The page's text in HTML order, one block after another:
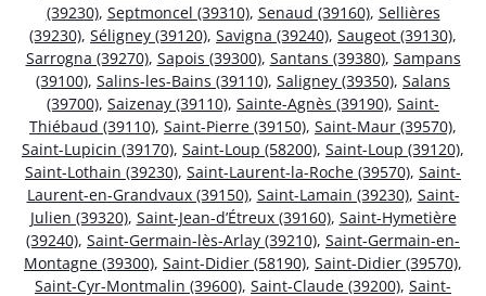
(39230), Septmoncel (39310), Senaud (39160), Sellières
(39230), Séligney (39120), Savigna (39240), Saugeot (39130),
Sarrogna (39270), Sapois (39300), Santans (39380), Sampans
(39100), Salins-les-Bains (39110), Saligney (39350), Salans
(39700), Saizenay (39110), Sainte-Agnès (39190), Saint-
Thiébaud (39110), Saint-Pierre (39150), Saint-Maur (39570),
Saint-Lupicin (39170), Saint-Loup (58200), Saint-Loup (39120),
Saint-Lothain (39230), Saint-Laurent-la-Roche (39570), Saint-
Laurent-en-Grandvaux (39150), Saint-Lamain (39230), Saint-
Julien (39320), Saint-Jean-d’Étreux (39160), Saint-Hymetière
(39240), Saint-Germain-lès-Arlay (39210), Saint-Germain-en-
Montagne (39300), Saint-Didier (58190), Saint-Didier (39570),
Saint-Cyr-Montmalin (39600), Saint-Claude (39200), Saint-